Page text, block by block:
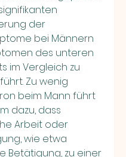
der
bei Männern
des unteren
im Vergleich zu
Zu wenig
beim Mann führt
dazu, dass
Arbeit oder
wie etwa
Betätigung, zu einer